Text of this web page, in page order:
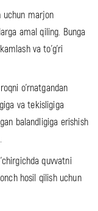
uchun marjon
amal qiling. Bunga
va to'g'ri
o'rnatgandan
va tekisligiga
balandligiga erishish
quvvatni
hosil qilish uchun